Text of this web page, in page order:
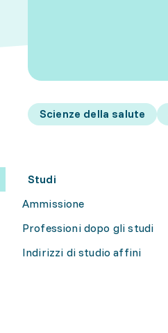
Scienze della salute
Studi
Ammissione
Professioni dopo gli studi
Indirizzi di studio affini